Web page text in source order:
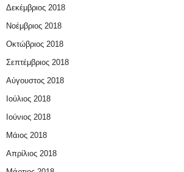
Δεκέμβριος 2018
Νοέμβριος 2018
Οκτώβριος 2018
Σεπτέμβριος 2018
Αύγουστος 2018
Ιούλιος 2018
Ιούνιος 2018
Μάιος 2018
Απρίλιος 2018